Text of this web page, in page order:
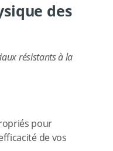
des
résistants à la
pour
de vos